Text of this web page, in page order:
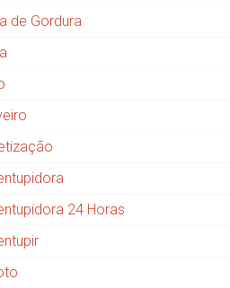
de Gordura
24 Horas